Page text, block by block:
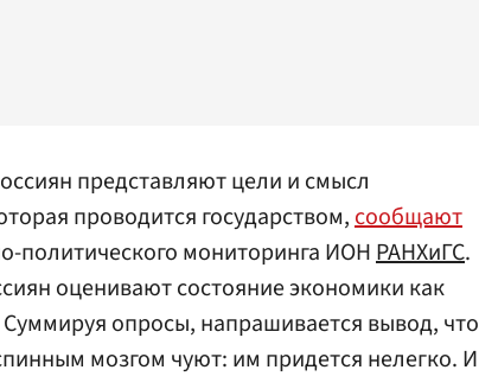
представляют цели и смысл
проводится государством,сообщают
политического мониторинга ИОНРАНХиГС.
оценивают состояние экономики как
опросы, напрашивается вывод, что
мозгом чуют: им придется нелегко. И